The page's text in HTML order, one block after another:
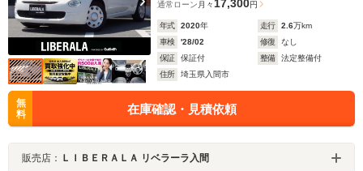
通常ローン 月々17,300円
年式 2020年 走行 2.6万km
車検
'28/02 修復
なし
保証
保証付 整備
法定整備付
住所
埼玉県入間市
無
料
在庫確認・見積依頼
販売店： ＬＩＢＥＲＡＬＡ リベラーラ入間